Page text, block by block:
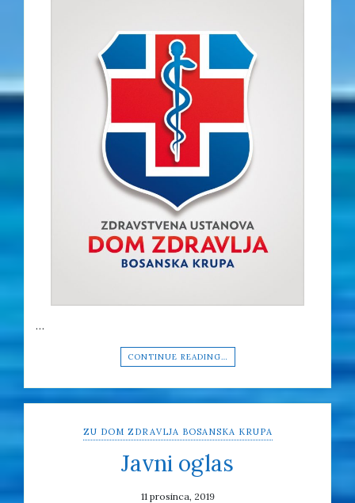
…
CONTINUE READING…
ZU DOM ZDRAVLJA BOSANSKA KRUPA
Javni oglas
11 prosinca, 2019